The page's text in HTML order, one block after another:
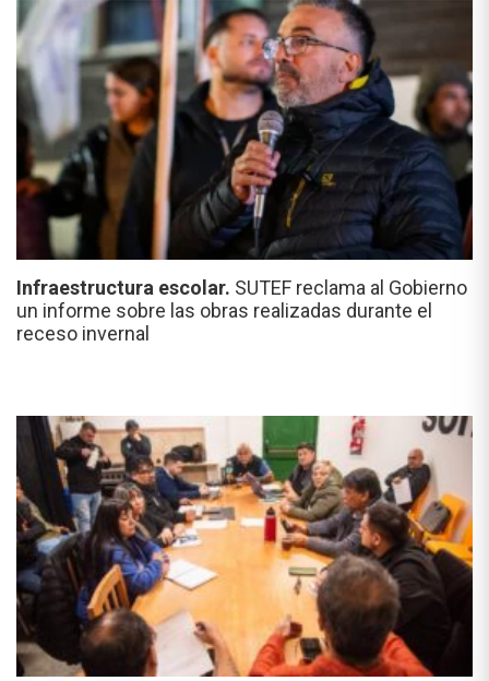
Infraestructura escolar. SUTEF reclama al Gobierno
un informe sobre las obras realizadas durante el
receso invernal